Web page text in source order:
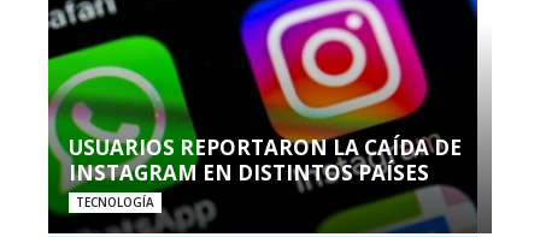
USUARIOS REPORTARON LA CAÍDA DE
INSTAGRAM EN DISTINTOS PAÍSES
TECNOLOGÍA